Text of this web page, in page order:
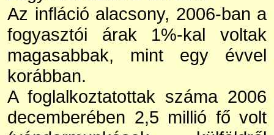
Az infláció alacsony, 2006-ban a
fogyasztói árak 1%-kal voltak
magasabbak, mint egy évvel
korábban.
A foglalkoztatottak száma 2006
decemberében 2,5 millió fő volt